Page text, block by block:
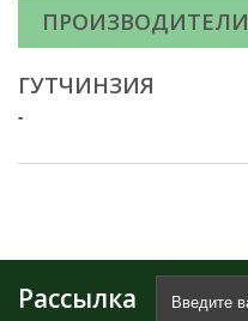
ПРОИЗВОДИТЕЛИ
ГУТЧИНЗИЯ
-
Рассылка